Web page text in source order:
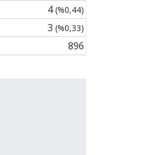
4(%0,44)
3 (%0,33)
896